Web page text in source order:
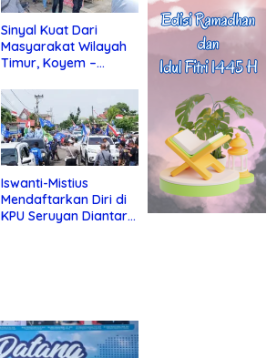
Sinyal Kuat Dari
Masyarakat Wilayah
Timur, Koyem –
di Kotim
Iswanti-Mistius
Mendaftarkan Diri di
KPU Seruyan Diantar